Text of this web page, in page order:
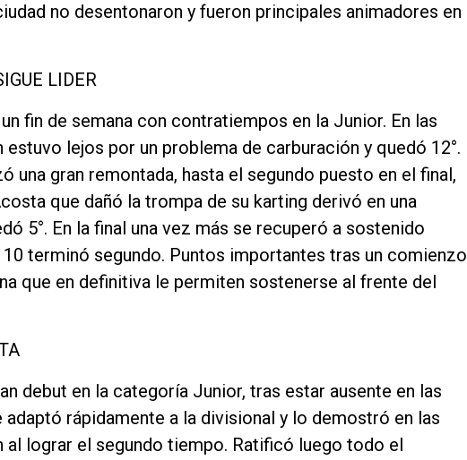
no desentonaron y fueron principales animadores en
LIDER
fin de semana con contratiempos en la Junior. En las
lejos por un problema de carburación y quedó 12°.
una gran remontada, hasta el segundo puesto en el final,
que dañó la trompa de su karting derivó en una
5°. En la final una vez más se recuperó a sostenido
terminó segundo. Puntos importantes tras un comienzo
que en definitiva le permiten sostenerse al frente del
debut en la categoría Junior, tras estar ausente en las
adaptó rápidamente a la divisional y lo demostró en las
al lograr el segundo tiempo. Ratificó luego todo el